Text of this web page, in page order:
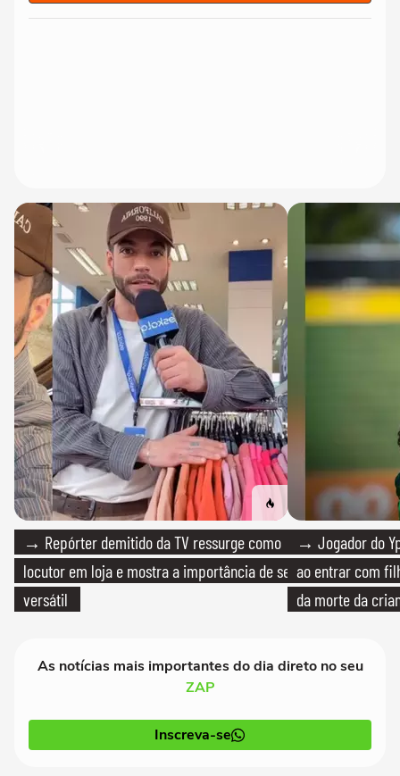
→ Repórter demitido da TV ressurge como
locutor em loja e mostra a importância de ser
versátil
→ Jogador do
ao entrar com
da morte da
As notícias mais importantes do dia direto no seu
ZAP
Inscreva-se